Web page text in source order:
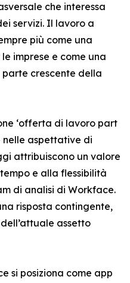
che interessa
servizi. Il lavoro a
più come una
imprese e come una
crescente della
‘offerta di lavoro part
nelle aspettative di
attribuiscono un valore
e alla flessibilità
di analisi di Workface.
risposta contingente,
assetto
si posiziona come app